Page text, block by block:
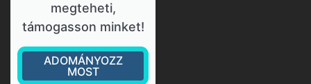
megteheti,
támogasson minket!
ADOMÁNYOZZ
MOST